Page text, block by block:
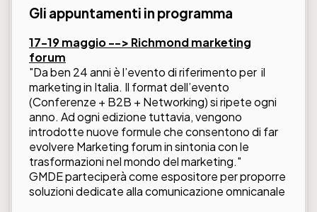
Gli appuntamenti in programma
17-19 maggio --> Richmond marketing
forum
"Da ben 24 anni è l’evento di riferimento per il
marketing in Italia. Il format dell’evento
(Conferenze + B2B + Networking) si ripete ogni
anno. Ad ogni edizione tuttavia, vengono
introdotte nuove formule che consentono di far
evolvere Marketing forum in sintonia con le
trasformazioni nel mondo del marketing."
GMDE parteciperà come espositore per proporre
soluzioni dedicate alla comunicazione omnicanale